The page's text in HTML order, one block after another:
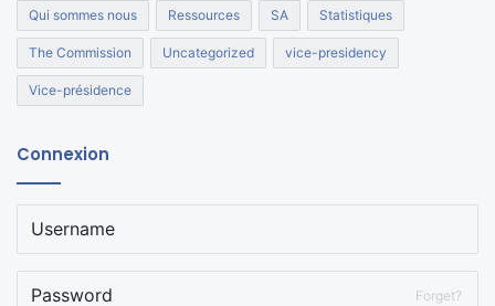
Qui sommes nous Ressources SA Statistiques
The Commission Uncategorized vice-presidency
Vice-présidence
Connexion
Forget?